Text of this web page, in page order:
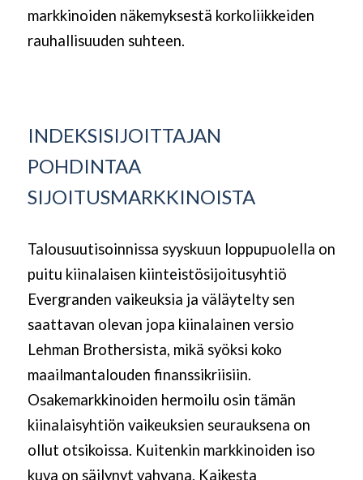
markkinoiden näkemyksestä korkoliikkeiden
rauhallisuuden suhteen.
INDEKSISIJOITTAJAN
POHDINTAA
SIJOITUSMARKKINOISTA
Talousuutisoinnissa syyskuun loppupuolella on
puitu kiinalaisen kiinteistösijoitusyhtiö
Evergranden vaikeuksia ja väläytelty sen
saattavan olevan jopa kiinalainen versio
Lehman Brothersista, mikä syöksi koko
maailmantalouden finanssikriisiin.
Osakemarkkinoiden hermoilu osin tämän
kiinalaisyhtiön vaikeuksien seurauksena on
ollut otsikoissa. Kuitenkin markkinoiden iso
kuva on säilynyt vahvana. Kaikesta